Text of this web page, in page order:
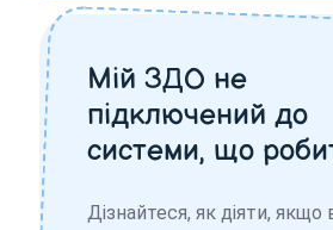
Мій ЗДО не
підключений до
системи, що
Дізнайтеся, як діяти, якщо